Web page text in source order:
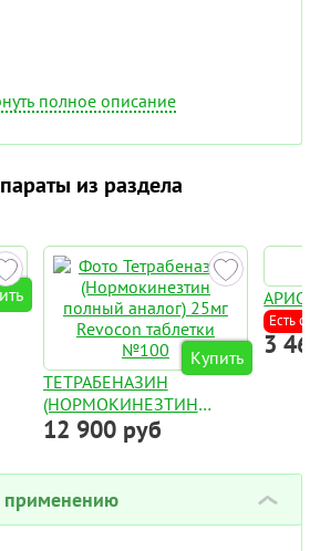
полное описание
из раздела
Купить
ТЕТРАБЕНАЗИН
(НОРМОКИНЕЗТИН
ПОЛНЫЙ АНАЛОГ) 25МГ
REVOCON ТАБЛЕТКИ
№100
12 900 руб
Есть
3
применению ›